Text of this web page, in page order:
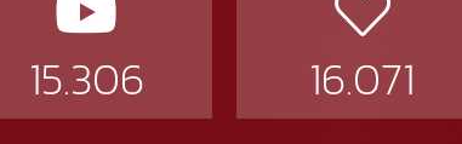
15.306 16.071